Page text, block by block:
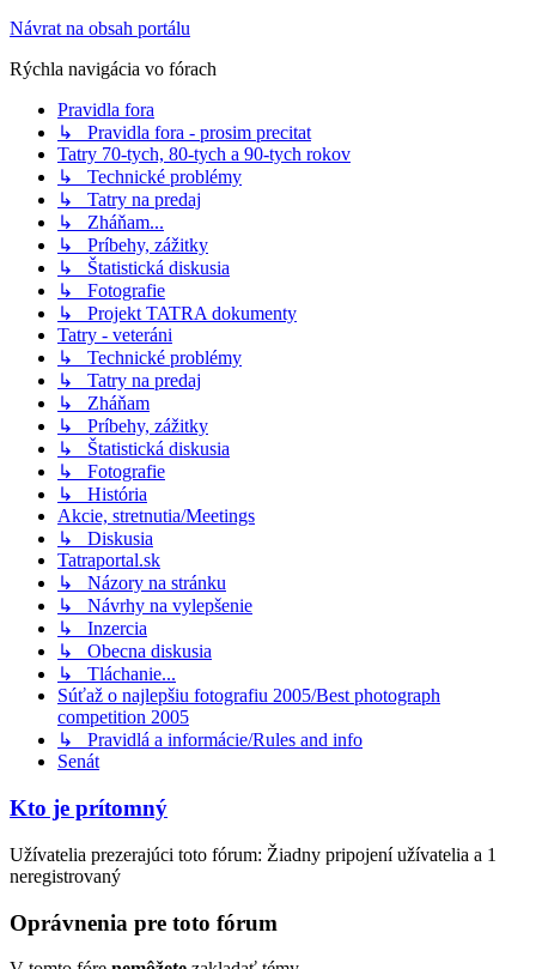
Návrat na obsah portálu
Rýchla navigácia vo fórach
Pravidla fora
↳ Pravidla fora - prosim precitat
Tatry 70-tych, 80-tych a 90-tych rokov
↳ Technické problémy
↳ Tatry na predaj
↳ Zháňam...
↳ Príbehy, zážitky
↳ Štatistická diskusia
↳ Fotografie
↳ Projekt TATRA dokumenty
Tatry - veteráni
↳ Technické problémy
↳ Tatry na predaj
↳ Zháňam
↳ Príbehy, zážitky
↳ Štatistická diskusia
↳ Fotografie
↳ História
Akcie, stretnutia/Meetings
↳ Diskusia
Tatraportal.sk
↳ Názory na stránku
↳ Návrhy na vylepšenie
↳ Inzercia
↳ Obecna diskusia
↳ Tláchanie...
Súťaž o najlepšiu fotografiu 2005/Best photograph
competition 2005
↳ Pravidlá a informácie/Rules and info
Senát
Kto je prítomný
Užívatelia prezerajúci toto fórum: Žiadny pripojení užívatelia a 1
neregistrovaný
Oprávnenia pre toto fórum